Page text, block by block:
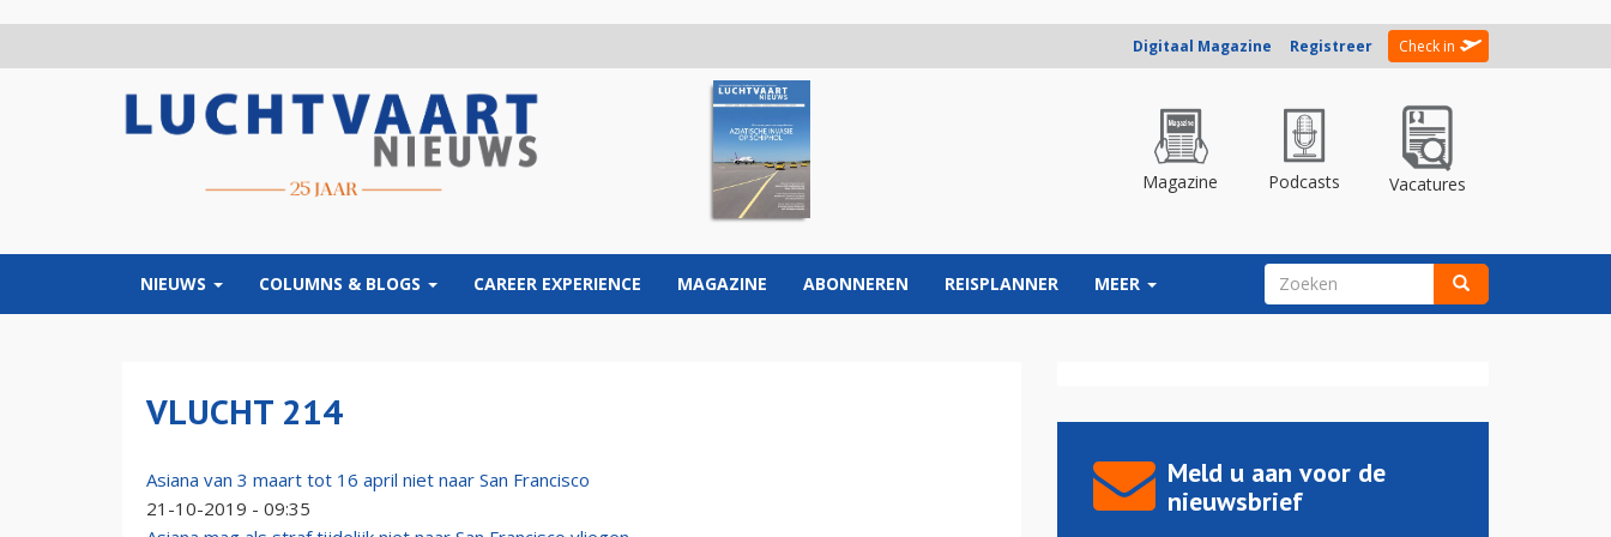
Digitaal Magazine Registreer Check in
Magazine Podcasts Vacatures
NIEUWS COLUMNS & BLOGS CAREER EXPERIENCE MAGAZINE ABONNEREN REISPLANNER MEER ZOEKVELD
VLUCHT 214
Asiana van 3 maart tot 16 april niet naar San Francisco
21-10-2019 - 09:35
Meld u aan voor de
nieuwsbrief